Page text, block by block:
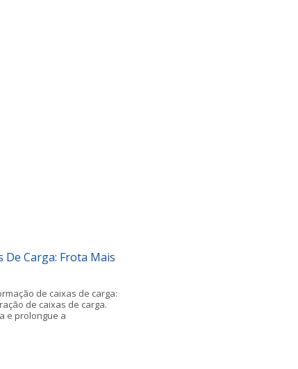
De Carga: Frota Mais
de caixas de carga:
de caixas de carga.
e prolongue a